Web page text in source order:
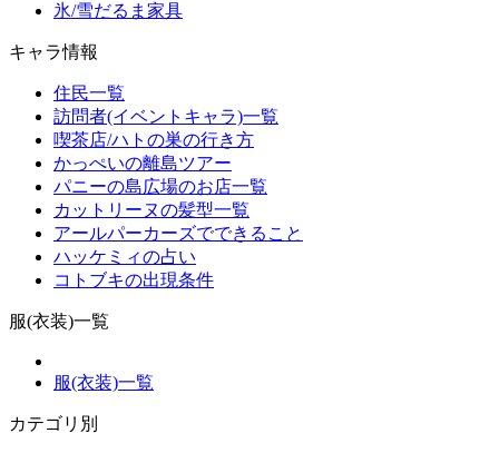
氷/雪だるま家具
キャラ情報
住民一覧
訪問者(イベントキャラ)一覧
喫茶店/ハトの巣の行き方
かっぺいの離島ツアー
パニーの島広場のお店一覧
カットリーヌの髪型一覧
アールパーカーズでできること
ハッケミィの占い
コトブキの出現条件
服(衣装)一覧
服(衣装)一覧
カテゴリ別